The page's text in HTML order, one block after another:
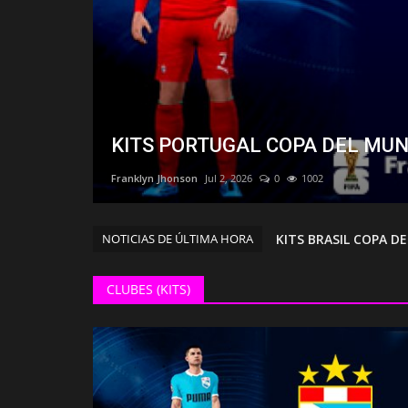
KITS PORTUGAL COPA DEL
Franklyn Jhonson Jul 2, 2026 0 1002
NOTICIAS DE ÚLTIMA HORA
KITS ESPAÑA
KITS PORTUGAL
KITS ARGENTINA
KITS INTER MIAMI
KITS SELECCION
CLUBES (KITS)